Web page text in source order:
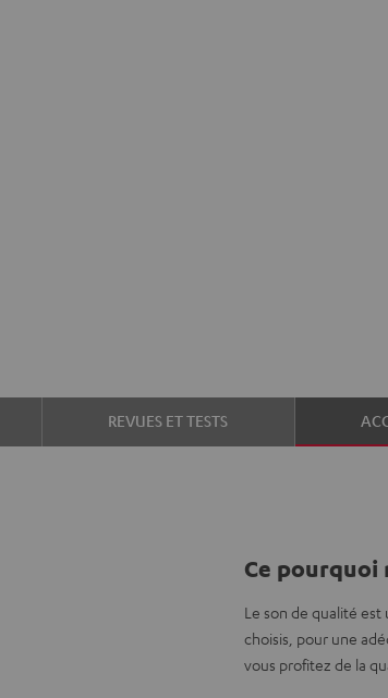
REVUES ET TESTS
Ce pourquoi
Le son de qualité
choisis, pour une
vous profitez de la